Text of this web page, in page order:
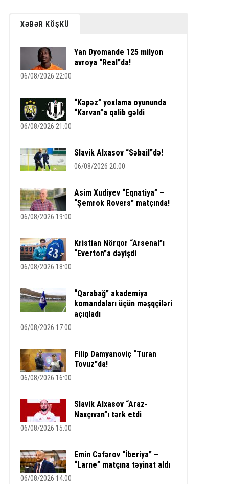
XƏBƏR KÖŞKÜ
Yan Dyomande 125 milyon
avroya “Real”da!
06/08/2026 22:00
“Kəpəz” yoxlama oyununda
“Karvan”a qalib gəldi
06/08/2026 21:00
Slavik Alxasov “Səbail”də!
06/08/2026 20:00
Asim Xudiyev “Eqnatiya” –
“Şemrok Rovers” matçında!
06/08/2026 19:00
Kristian Nörqor “Arsenal”ı
“Everton”a dəyişdi
06/08/2026 18:00
“Qarabağ” akademiya
komandaları üçün məşqçiləri
açıqladı
06/08/2026 17:00
Filip Damyanoviç “Turan
Tovuz”da!
06/08/2026 16:00
Slavik Alxasov “Araz-
Naxçıvan”ı tərk etdi
06/08/2026 15:00
Emin Cəfərov “İberiya” –
“Larne” matçına təyinat aldı
06/08/2026 14:00